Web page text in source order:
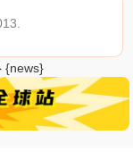
{news}